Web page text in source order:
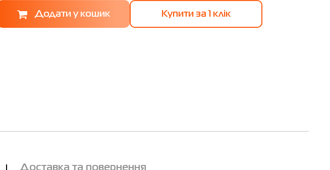
Купити за 1 клiк
Доставка та повернення